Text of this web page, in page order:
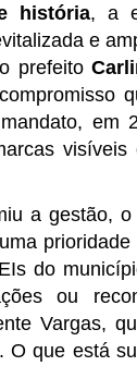
história, a
e
prefeito
em
a gestão, o
prioridade
do
ou
Vargas,
O que está